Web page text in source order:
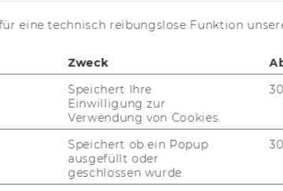
wir Management-​Ansätze, die es Un­
durch die Rah­men­be­din­gun­
Her­aus­for­de­run­gen durch ein
von Stra­te­gi­schen Ma­nage­ment,
zu meis­tern und die ent­ste­hen­den Chan­
eine technisch reibungslose Funktion
Zweck
Speichert Ihre
Einwilligung zur
Verwendung von Cookies.
Speichert ob ein Popup
ausgefüllt oder
geschlossen wurde.